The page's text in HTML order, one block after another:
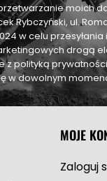
moich
Rybczyński, ul.
w celu
drogą
polityką prywatności
w dowolnym
MOJE
Zaloguj